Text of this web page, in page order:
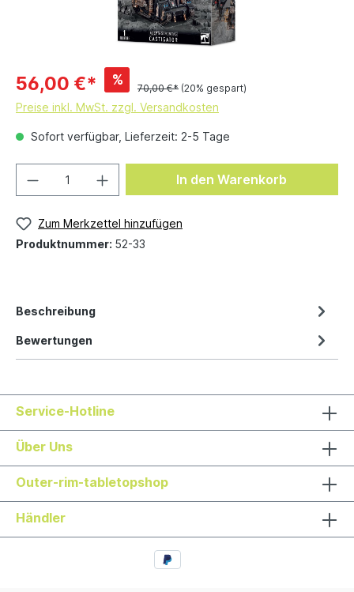
56,00 €* %
70,00 €* (20% gespart)
Preise inkl. MwSt. zzgl. Versandkosten
Sofort verfügbar, Lieferzeit: 2-5 Tage
In den Warenkorb
Zum Merkzettel hinzufügen
Produktnummer: 52-33
Beschreibung
Bewertungen
Service-Hotline
Über Uns
Outer-rim-tabletopshop
Händler